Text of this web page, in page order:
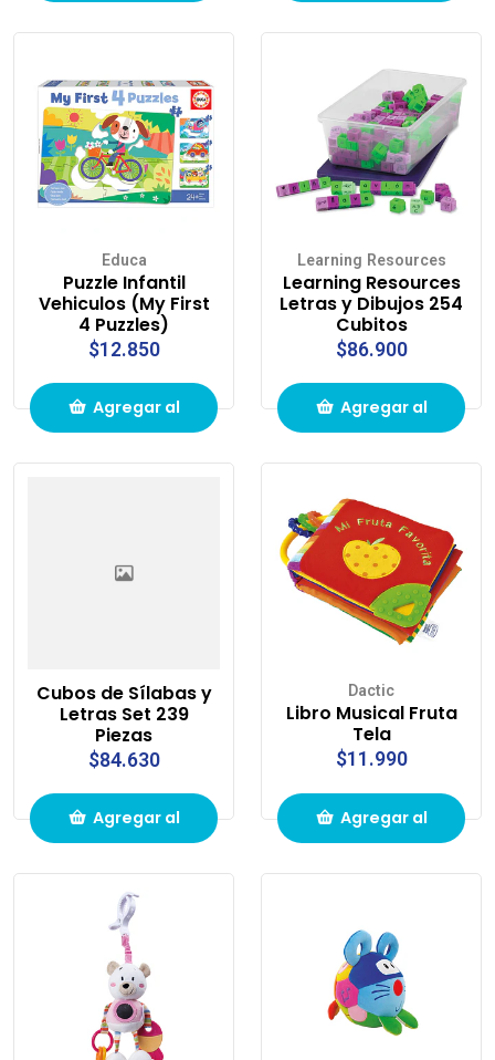
compras compras
Educa
Puzzle Infantil
Vehiculos (My First
4 Puzzles)
$12.850
Agregar al
Learning Resources
Learning Resources
Letras y Dibujos 254
Cubitos
$86.900
Agregar al
compras
Cubos de Sílabas y
Letras Set 239
Piezas
$84.630
Agregar al
compras
Dactic
Libro Musical Fruta
Tela
$11.990
Agregar al